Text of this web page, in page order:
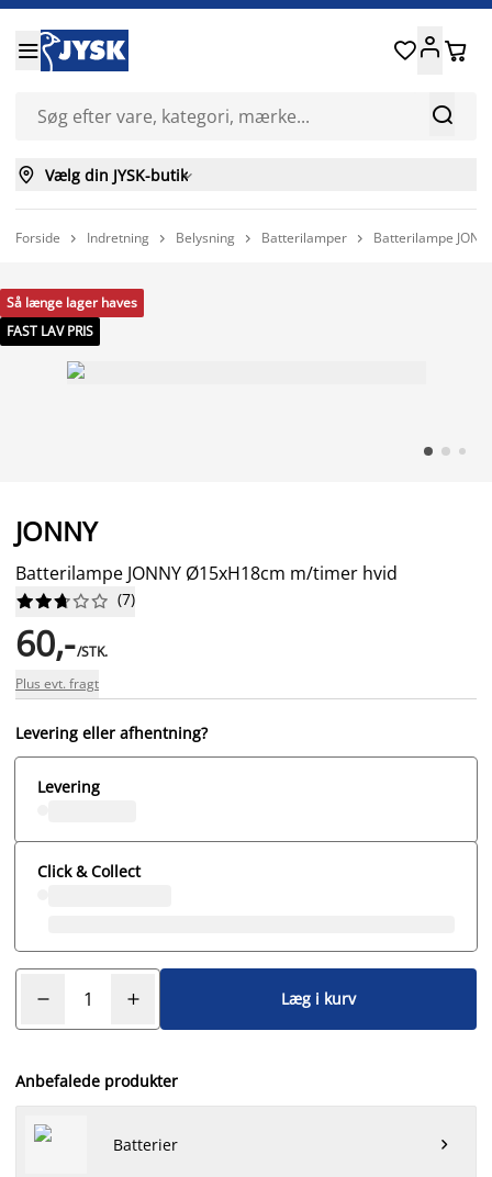


 
 Vælg din JYSK-butik
Forside  Indretning  Belysning  Batterilamper  Batterilampe
Så længe lager haves
FAST LAV PRIS
JONNY
Batterilampe JONNY Ø15xH18cm m/timer hvid





 (7)
60,-/STK.
Plus evt. fragt
Levering eller afhentning?
Levering
Click & Collect
Læg i kurv
Anbefalede produkter
Batterier 